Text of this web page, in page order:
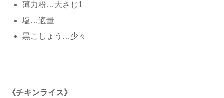
薄力粉…大さじ1
塩…適量
黒こしょう…少々
《チキンライス》